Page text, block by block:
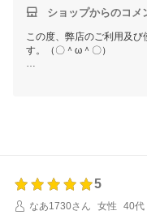
ショップからのコメ
この度、弊店のご利用及
す。（〇＾ω＾〇）
ご多用にもかかわらず、
お買い上げ商品は少しで
これからもまた何がござ
を開始してください。
今後も変わらぬご愛顧のほ
5
なあ1730さん
女性
40代